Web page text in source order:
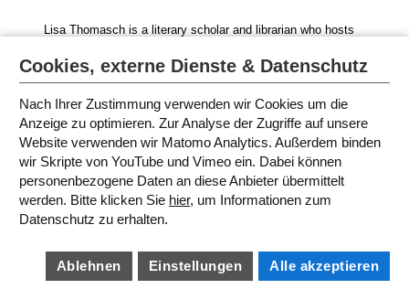
Lisa Thomasch is a literary scholar and librarian who hosts
Festival.
IMPRINT
TERMS AND CONDITIONS
PRIVACY POLICY
BARRIEREFREIHEIT
Cookies, externe Dienste & Datenschutz
Nach Ihrer Zustimmung verwenden wir Cookies um die
Anzeige zu optimieren. Zur Analyse der Zugriffe auf unsere
Website verwenden wir Matomo Analytics. Außerdem binden
wir Skripte von YouTube und Vimeo ein. Dabei können
personenbezogene Daten an diese Anbieter übermittelt
werden. Bitte klicken Sie hier, um Informationen zum
Datenschutz zu erhalten.
Ablehnen Einstellungen Alle akzeptieren